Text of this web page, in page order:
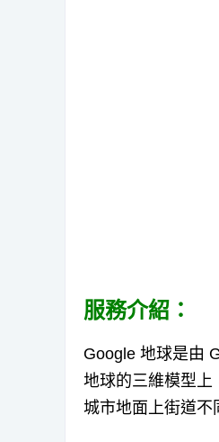
服務介紹：
Google 地球是由
地球的三維模型上
城市地面上街道不